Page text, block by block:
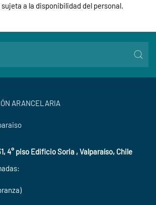
a la disponibilidad del personal.
ARANCELARIA
4° piso Edificio Soria , Valparaíso, Chile